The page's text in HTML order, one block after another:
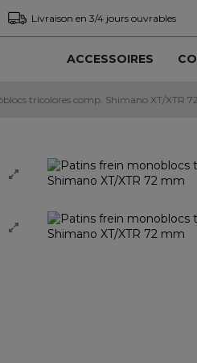
Livraison en 3/4 jours ouvrables
ACCESSOIRES
tricolores comp. Shimano XT/XTR